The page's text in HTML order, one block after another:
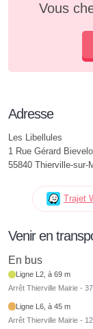
Vous
Adresse
Les Libellules
1 Rue Gérard
55840 Thierville-sur-
Trajet
Venir en
En bus
Ligne L2, à 69 m
Arrêt Thierville Mairie -
Ligne L6, à 45 m
Arrêt Thierville Mairie -